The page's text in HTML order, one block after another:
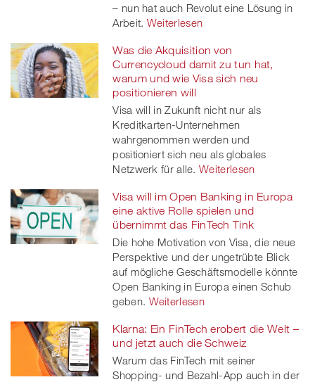
– nun hat auch Revolut eine Lösung in
Arbeit. Weiterlesen
Was die Akquisition von
Currencycloud damit zu tun hat,
warum und wie Visa sich neu
positionieren will
Visa will in Zukunft nicht nur als
Kreditkarten-Unternehmen
wahrgenommen werden und
positioniert sich neu als globales
Netzwerk für alle. Weiterlesen
Visa will im Open Banking in Europa
eine aktive Rolle spielen und
übernimmt das FinTech Tink
Die hohe Motivation von Visa, die neue
Perspektive und der ungetrübte Blick
auf mögliche Geschäftsmodelle könnte
Open Banking in Europa einen Schub
geben. Weiterlesen
Klarna: Ein FinTech erobert die Welt –
und jetzt auch die Schweiz
Warum das FinTech mit seiner
Shopping- und Bezahl-App auch in der